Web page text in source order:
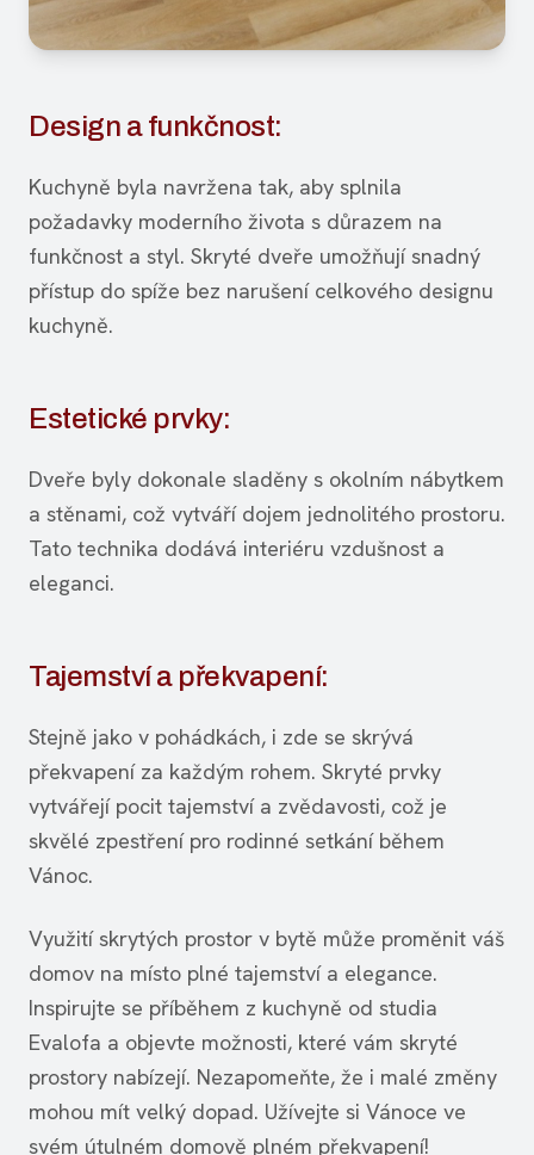
Design a funkčnost:
Kuchyně byla navržena tak, aby splnila
požadavky moderního života s důrazem na
funkčnost a styl. Skryté dveře umožňují snadný
přístup do spíže bez narušení celkového designu
kuchyně.
Estetické prvky:
Dveře byly dokonale sladěny s okolním nábytkem
a stěnami, což vytváří dojem jednolitého prostoru.
Tato technika dodává interiéru vzdušnost a
eleganci.
Tajemství a překvapení:
Stejně jako v pohádkách, i zde se skrývá
překvapení za každým rohem. Skryté prvky
vytvářejí pocit tajemství a zvědavosti, což je
skvělé zpestření pro rodinné setkání během
Vánoc.
Využití skrytých prostor v bytě může proměnit váš
domov na místo plné tajemství a elegance.
Inspirujte se příběhem z kuchyně od studia
Evalofa a objevte možnosti, které vám skryté
prostory nabízejí. Nezapomeňte, že i malé změny
mohou mít velký dopad. Užívejte si Vánoce ve
svém útulném domově plném překvapení!